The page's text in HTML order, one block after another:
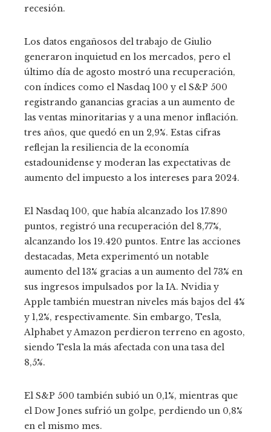
recesión.
Los datos engañosos del trabajo de Giulio
generaron inquietud en los mercados, pero el
último día de agosto mostró una recuperación,
con índices como el Nasdaq 100 y el S&P 500
registrando ganancias gracias a un aumento de
las ventas minoritarias y a una menor inflación.
tres años, que quedó en un 2,9%. Estas cifras
reflejan la resiliencia de la economía
estadounidense y moderan las expectativas de
aumento del impuesto a los intereses para 2024.
El Nasdaq 100, que había alcanzado los 17.890
puntos, registró una recuperación del 8,77%,
alcanzando los 19.420 puntos. Entre las acciones
destacadas, Meta experimentó un notable
aumento del 13% gracias a un aumento del 73% en
sus ingresos impulsados ​​por la IA. Nvidia y
Apple también muestran niveles más bajos del 4%
y 1,2%, respectivamente. Sin embargo, Tesla,
Alphabet y Amazon perdieron terreno en agosto,
siendo Tesla la más afectada con una tasa del
8,5%.
El S&P 500 también subió un 0,1%, mientras que
el Dow Jones sufrió un golpe, perdiendo un 0,8%
en el mismo mes.